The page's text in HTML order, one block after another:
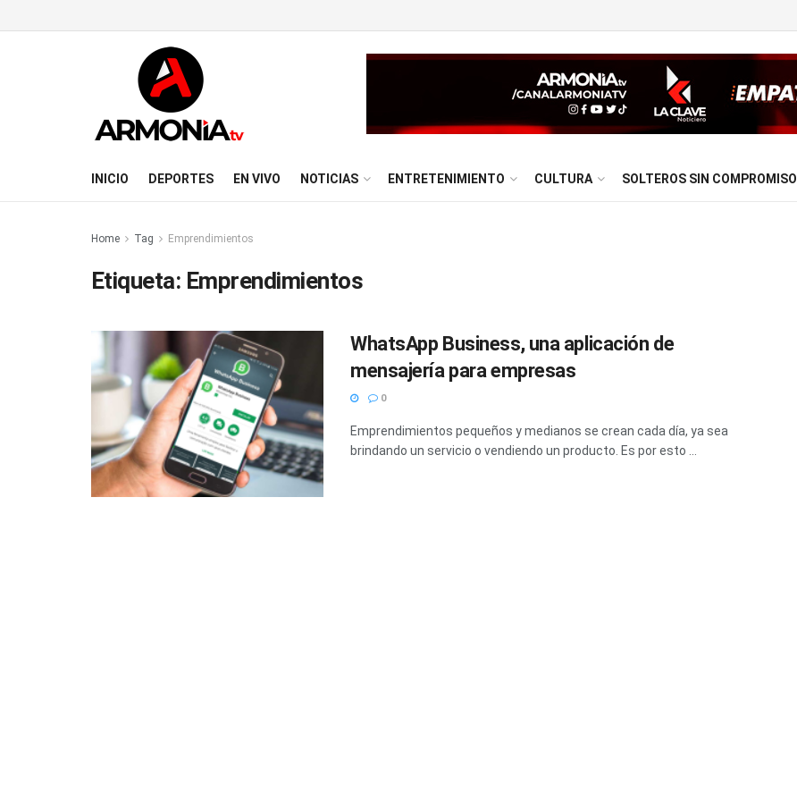
INICIO DEPORTES EN VIVO NOTICIAS ENTRETENIMIENTO CULTURA SOLTEROS SIN COMPROMISO
Home Tag Emprendimientos
Etiqueta: Emprendimientos
WhatsApp Business, una aplicación de
mensajería para empresas
0
Emprendimientos pequeños y medianos se crean cada día, ya sea
brindando un servicio o vendiendo un producto. Es por esto ...